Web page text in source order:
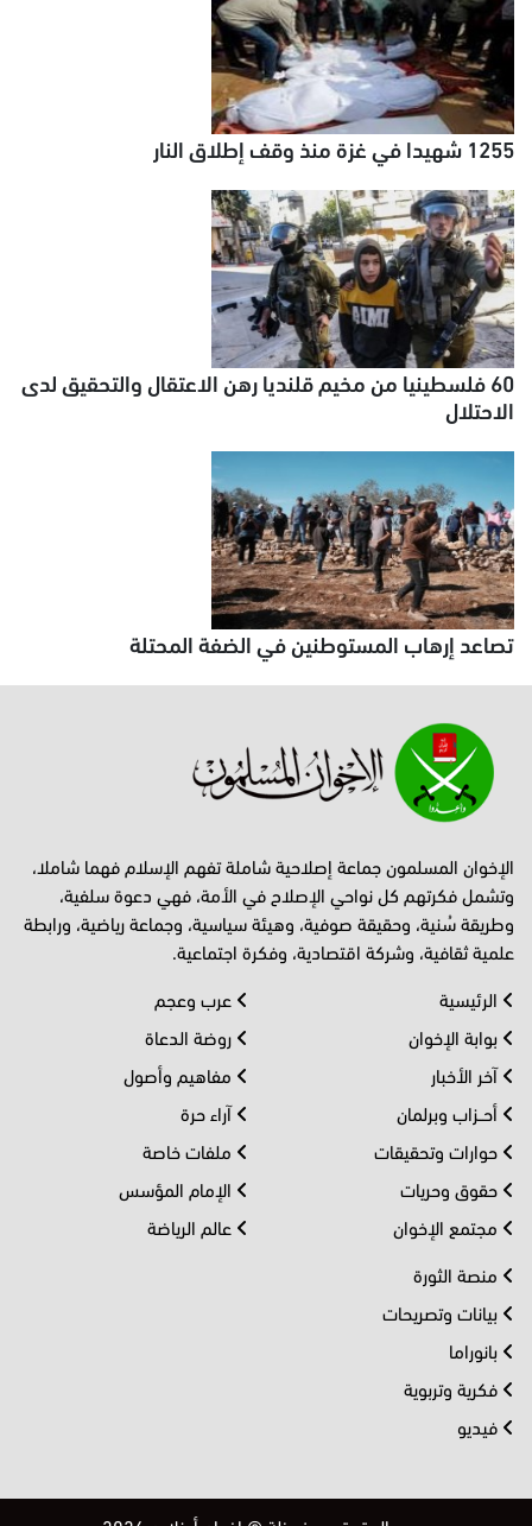
1255 شهيدا في غزة منذ وقف إطلاق النار
60 فلسطينيا من مخيم قلنديا رهن الاعتقال والتحقيق لدى
الاحتلال
تصاعد إرهاب المستوطنين في الضفة المحتلة
الإخوان المسلمون جماعة إصلاحية شاملة تفهم الإسلام فهما شاملا،
وتشمل فكرتهم كل نواحي الإصلاح في الأمة، فهي دعوة سلفية،
وطريقة سُنية، وحقيقة صوفية، وهيئة سياسية، وجماعة رياضية، ورابطة
علمية ثقافية، وشركة اقتصادية، وفكرة اجتماعية.
الرئيسية
بوابة الإخوان
آخر الأخبار
أحــزاب وبرلمان
حوارات وتحقيقات
حقوق وحريات
مجتمع الإخوان
عرب وعجم
روضة الدعاة
مفاهيم وأصول
آراء حرة
ملفات خاصة
الإمام المؤسس
عالم الرياضة
منصة الثورة
بيانات وتصريحات
بانوراما
فكرية وتربوية
فيديو